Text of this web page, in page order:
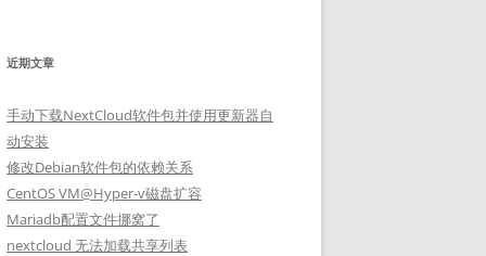
近期文章
手动下载NextCloud软件包并使用更新器自
动安装
修改Debian软件包的依赖关系
CentOS VM@Hyper-v磁盘扩容
Mariadb配置文件挪窝了
nextcloud 无法加载共享列表